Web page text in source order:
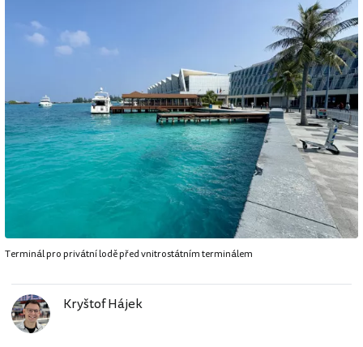
Terminál pro privátní lodě před vnitrostátním terminálem
Kryštof Hájek